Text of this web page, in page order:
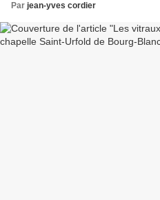
Par jean-yves cordier